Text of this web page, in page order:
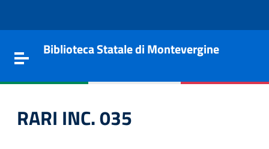
Toggle navigation
Biblioteca Statale di Montevergine
RARI INC. 035